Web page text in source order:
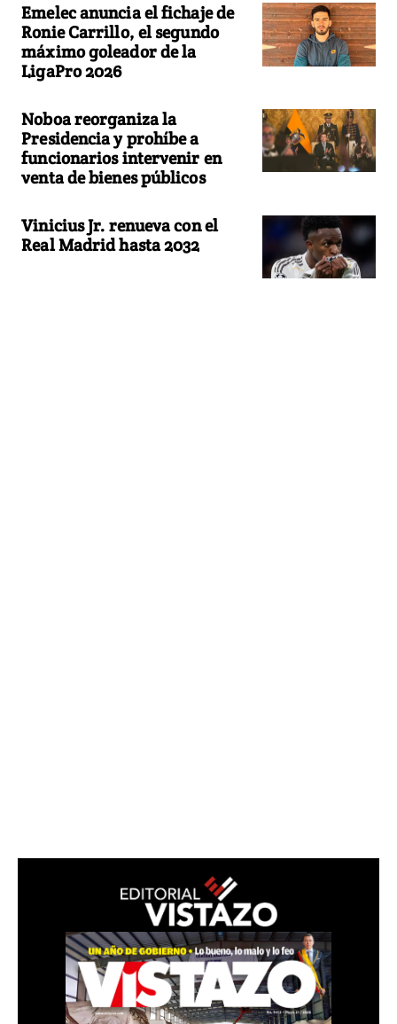
Emelec anuncia el fichaje de
Ronie Carrillo, el segundo
máximo goleador de la
LigaPro 2026
Noboa reorganiza la
Presidencia y prohíbe a
funcionarios intervenir en
venta de bienes públicos
Vinicius Jr. renueva con el
Real Madrid hasta 2032